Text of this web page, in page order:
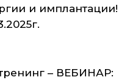
и имплантации!
– ВЕБИНАР: